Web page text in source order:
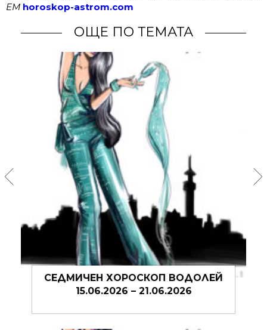
ЕМ horoskop-astrom.com
ОЩЕ ПО ТЕМАТА
ХОРОСКОП ВОДОЛЕЙ
– 21.06.2026
СЕДМИЧЕН